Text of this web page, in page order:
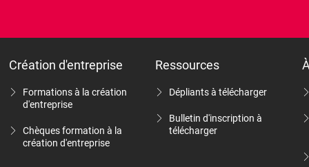
Création d'entreprise
Formations à la création
d'entreprise
Chèques formation à la
création d'entreprise
Ressources
Dépliants à télécharger
Bulletin d'inscription à
télécharger